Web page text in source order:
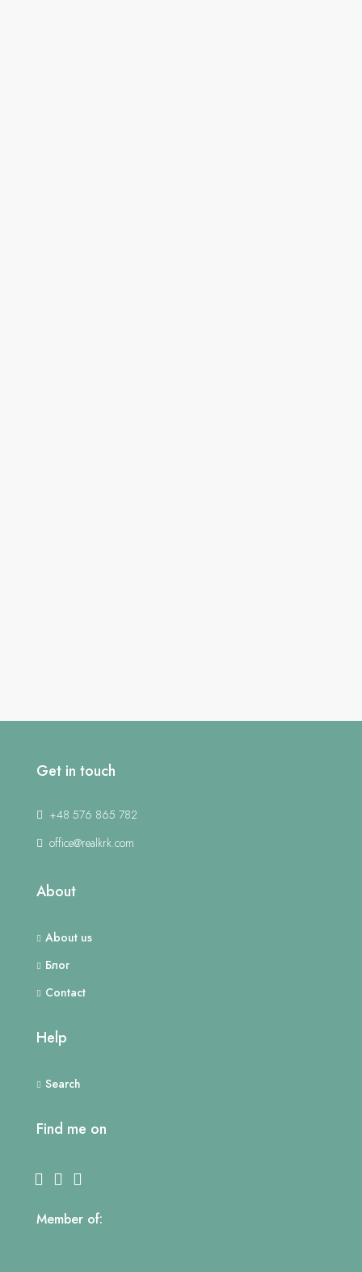
Get in touch
+48 576 865 782
office@realkrk.com
About
About us
Блог
Contact
Help
Search
Find me on
Member of: